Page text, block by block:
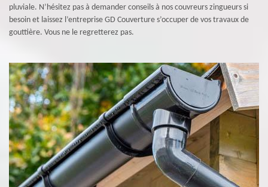
pluviale. N’hésitez pas à demander conseils à nos couvreurs zingueurs si
besoin et laissez l’entreprise GD Couverture s’occuper de vos travaux de
gouttière. Vous ne le regretterez pas.